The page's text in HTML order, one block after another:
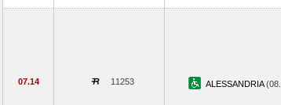
07.14 11253 ALESSANDRIA